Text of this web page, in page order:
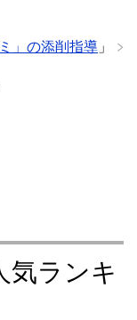
」の添削指導 」
気ランキ